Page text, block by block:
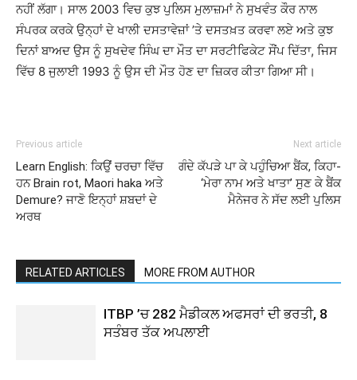
ਨਹੀਂ ਲੱਗਾ। ਸਾਲ 2003 ਵਿਚ ਕੁਝ ਪੁਲਿਸ ਮੁਲਾਜ਼ਮਾਂ ਨੇ ਸੁਖਵੰਤ ਕੌਰ ਨਾਲ
ਸੰਪਰਕ ਕਰਕੇ ਉਨ੍ਹਾਂ ਦੇ ਖਾਲੀ ਦਸਤਾਵੇਜ਼ਾਂ ’ਤੇ ਦਸਤਖ਼ਤ ਕਰਵਾ ਲਏ ਅਤੇ ਕੁਝ
ਦਿਨਾਂ ਬਾਅਦ ਉਸ ਨੂੰ ਸੁਖਦੇਵ ਸਿੰਘ ਦਾ ਮੌਤ ਦਾ ਸਰਟੀਫਿਕੇਟ ਸੌਂਪ ਦਿੱਤਾ, ਜਿਸ
ਵਿੱਚ 8 ਜੁਲਾਈ 1993 ਨੂੰ ਉਸ ਦੀ ਮੌਤ ਹੋਣ ਦਾ ਜ਼ਿਕਰ ਕੀਤਾ ਗਿਆ ਸੀ।
Previous article
Learn English: ਕਿਉਂ ਚਰਚਾ ਵਿੱਚ
ਹਨ Brain rot, Maori haka ਅਤੇ
Demure? ਜਾਣੋ ਇਨ੍ਹਾਂ ਸ਼ਬਦਾਂ ਦੇ
ਅਰਥ
Next article
ਗੰਦੇ ਕੱਪੜੇ ਪਾ ਕੇ ਪਹੁੰਚਿਆ ਬੈਂਕ, ਕਿਹਾ-
‘ਮੇਰਾ ਨਾਮ ਅਤੇ ਖਾਤਾ’ ਸੁਣ ਕੇ ਬੈਂਕ
ਮੈਨੇਜਰ ਨੇ ਸੱਦ ਲਈ ਪੁਲਿਸ
RELATED ARTICLES MORE FROM AUTHOR
ITBP ’ਚ 282 ਮੈਡੀਕਲ ਅਫਸਰਾਂ ਦੀ ਭਰਤੀ, 8
ਸਤੰਬਰ ਤੱਕ ਅਪਲਾਈ